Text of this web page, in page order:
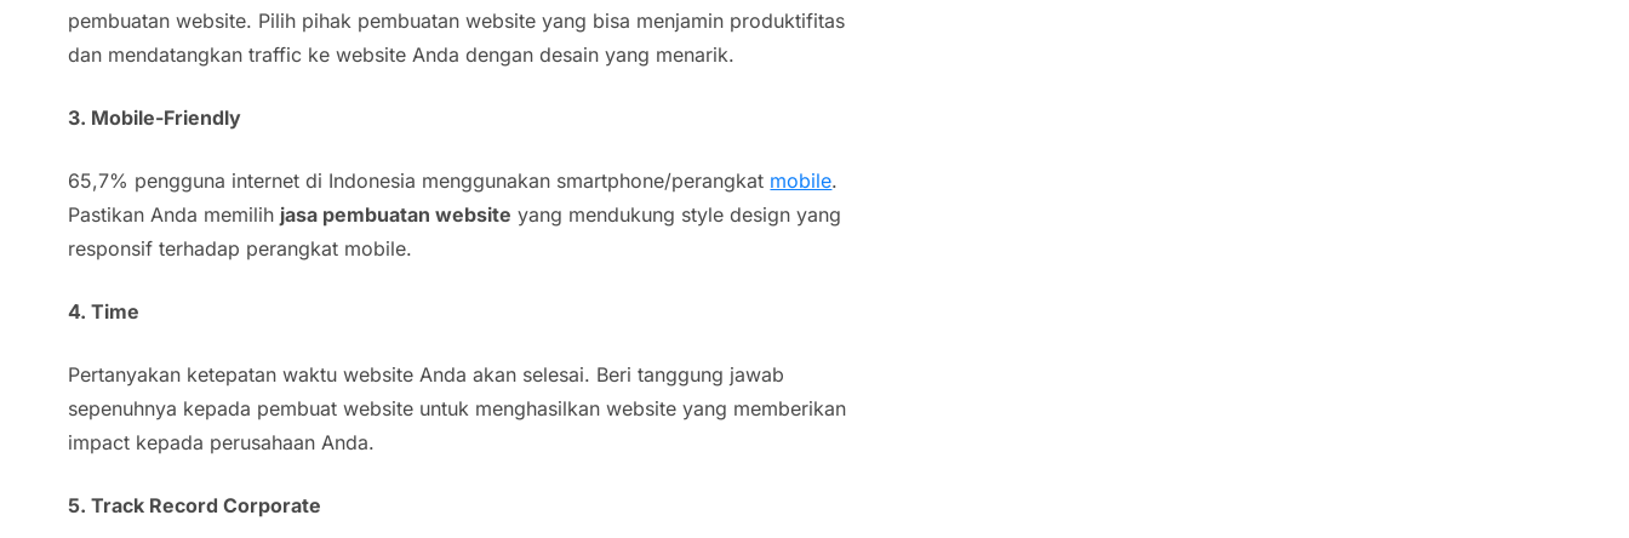
pembuatan website. Pilih pihak pembuatan website yang bisa menjamin produktifitas
dan mendatangkantraffic ke website Anda dengan desain yang menarik.
3. Mobile-Friendly
65,7% pengguna internet di Indonesia menggunakan smartphone/perangkat mobile.
Pastikan Anda memilih jasa pembuatan website yang mendukung style design yang
responsif terhadap perangkat mobile.
4. Time
Pertanyakan ketepatan waktu website Anda akan selesai. Beri tanggung jawab
sepenuhnya kepada pembuat website untuk menghasilkan website yang memberikan
impact kepada perusahaan Anda.
5. Track Record Corporate